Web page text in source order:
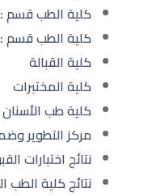
كلية الطب قسم :
كلية الطب قسم
كلية القبالة
كلية المختبرات
كلية طب الأسنان
مركز التطوير
نتائج اختبارات
نتائج كلية الطب